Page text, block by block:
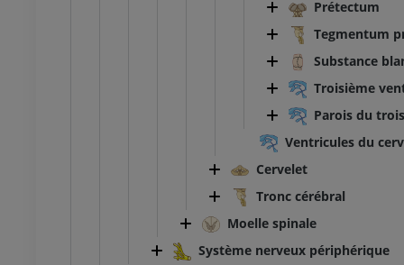
Prétectum
Tegmentum
Substance
Troisième
Parois du
Ventricules du
Cervelet
Tronc cérébral
Moelle spinale
Système nerveux périphérique
Illustrations
TDM de la cheville et du pied
PREMIUM